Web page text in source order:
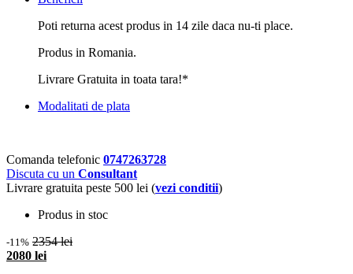
Poti returna acest produs in 14 zile daca nu-ti place.
Produs in Romania.
Livrare Gratuita in toata tara!*
Modalitati de plata
Comanda telefonic 0747263728
Discuta cu un Consultant
Livrare gratuita peste 500 lei (vezi conditii)
Produs in stoc
-11% 2354 lei
2080 lei